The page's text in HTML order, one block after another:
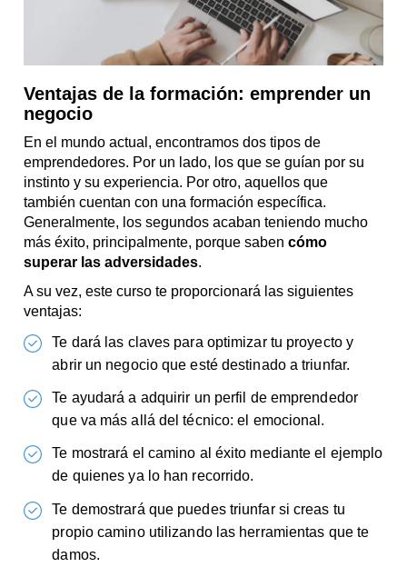
Ventajas de la formación: emprender un
negocio
En el mundo actual, encontramos dos tipos de
emprendedores. Por un lado, los que se guían por su
instinto y su experiencia. Por otro, aquellos que
también cuentan con una formación específica.
Generalmente, los segundos acaban teniendo mucho
más éxito, principalmente, porque sabencómo
superar las adversidades.
A su vez, este curso te proporcionará las siguientes
ventajas:
Te dará las claves para optimizar tu proyecto y
abrir un negocio que esté destinado a triunfar.
Te ayudará a adquirir un perfil de emprendedor
que va más allá del técnico: el emocional.
Te mostrará el camino al éxito mediante el ejemplo
de quienes ya lo han recorrido.
Te demostrará que puedes triunfar si creas tu
propio camino utilizando las herramientas que te
damos.